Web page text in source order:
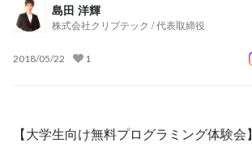
島田 洋輝
株式会社クリプテック / 代表取締役
2018/05/22 1
【大学生向け無料プログラミング体験会】